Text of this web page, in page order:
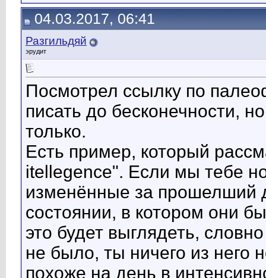
04.03.2017, 06:41
Разгильдяй
эрудит
Посмотрел ссылку по
писать до бесконечности,
только.
Есть пример, который
itellegence". Если мы тебе
изменённые за прошелший
состоянии, в котором они
это будет выглядеть,
не было, ты ничего из него
похоже на день в